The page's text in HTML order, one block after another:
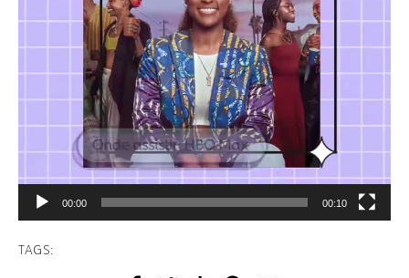
00:00 00:10
TAGS: